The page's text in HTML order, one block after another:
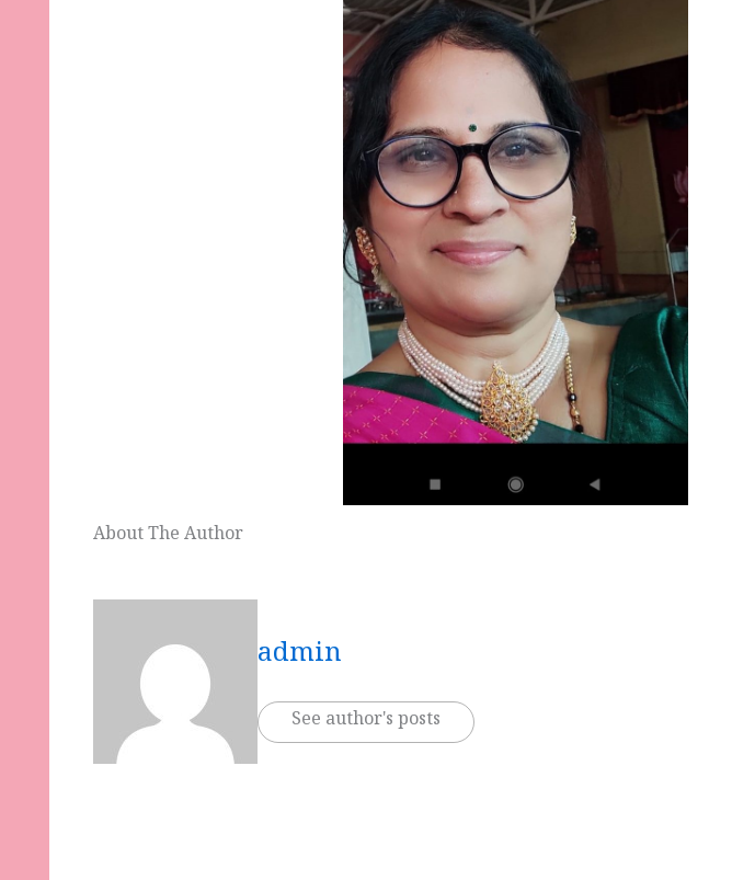
About The Author
admin
See author's posts